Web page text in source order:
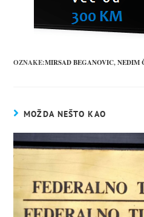
OZNAKE:MIRSAD BEGANOVIC, NEDIM
MOŽDA NEŠTO KAO